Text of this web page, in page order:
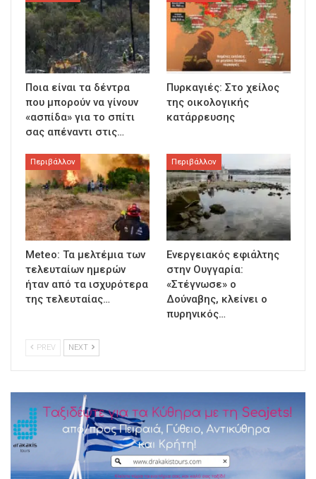
Ποια είναι τα δέντρα
που μπορούν να γίνουν
«ασπίδα» για το σπίτι
σας απέναντι στις…
Πυρκαγιές: Στο χείλος
της οικολογικής
κατάρρευσης
Περιβάλλον
Meteo: Τα μελτέμια των
τελευταίων ημερών
ήταν από τα ισχυρότερα
της τελευταίας…
Περιβάλλον
Ενεργειακός εφιάλτης
στην Ουγγαρία:
«Στέγνωσε» ο
Δούναβης, κλείνει ο
πυρηνικός…
PREV NEXT